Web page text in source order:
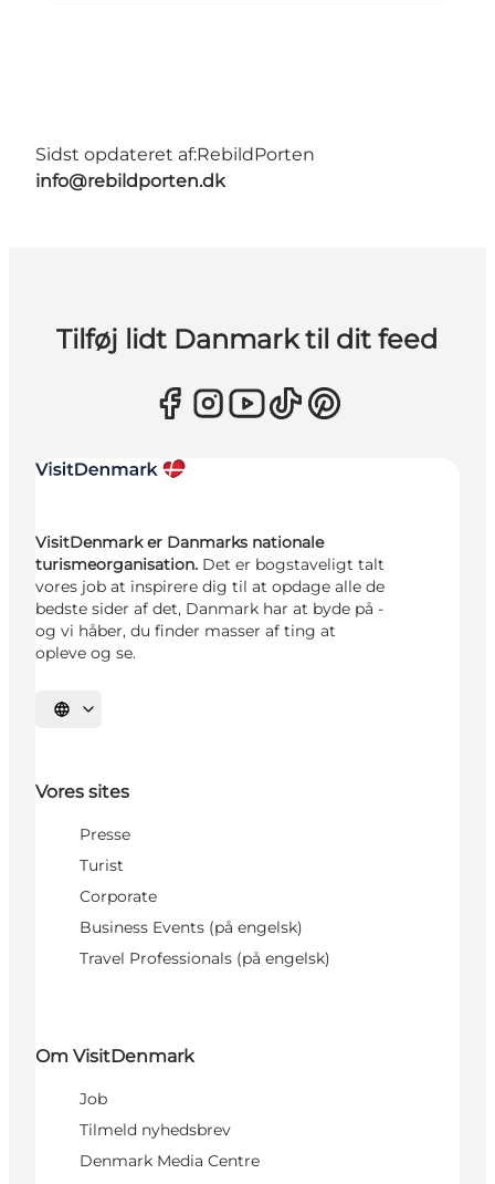
Sidst opdateret af:RebildPorten
info@rebildporten.dk
Tilføj lidt Danmark til dit feed
VisitDenmark er Danmarks nationale
turismeorganisation. Det er bogstaveligt talt
vores job at inspirere dig til at opdage alle de
bedste sider af det, Danmark har at byde på -
og vi håber, du finder masser af ting at
opleve og se.
Vælg sprog
Vores sites
Presse
Turist
Corporate
Business Events (på engelsk)
Travel Professionals (på engelsk)
Om VisitDenmark
Job
Tilmeld nyhedsbrev
Denmark Media Centre